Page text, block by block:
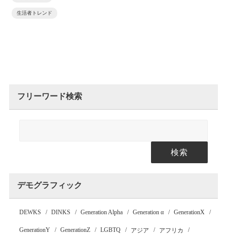
フリーワード検索
検索
デモグラフィック
DEWKS DINKS Generation Alpha Generation α GenerationX
GenerationY GenerationZ LGBTQ アジア アフリカ
生活者トレンド